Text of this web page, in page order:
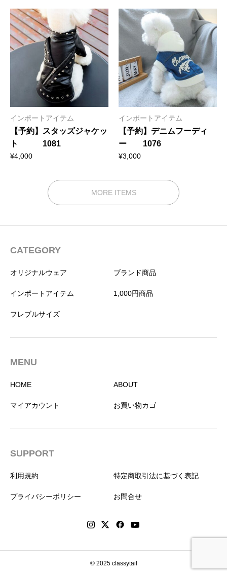
インポートアイテム
【予約】スタッズジャケッ
ト 1081
¥4,000
インポートアイテム
【予約】デニムフーディ
ー 1076
¥3,000
MORE ITEMS
CATEGORY
オリジナルウェア ブランド商品
インポートアイテム 1,000円商品
フレブルサイズ
MENU
HOME ABOUT
マイアカウント お買い物カゴ
SUPPORT
利用規約 特定商取引法に基づく表記
プライバシーポリシー お問合せ
© 2025 classytail